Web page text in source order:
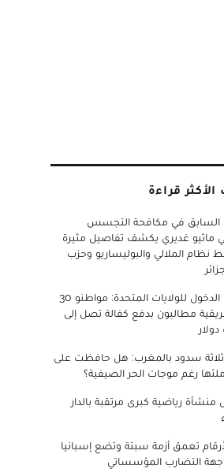
الأكثر قراءة
السابق في مكافحة التجسس
ماثيو غديري يكشف تفاصيل مثيرة
نظام الملالي والبوليساريو وحزب
تأشيرة الدخول للولايات المتحدة: مواطنو 30
مطالبون بدفع كفالة تصل إلى
سدود بالمغرب: هل حافظت على
رغم موجات الحر الصيفية؟
منشأة رياضية كبرى مرتقبة بالدار
تعمق أزمة سبتة وتضع إسبانيا
التضارب المؤسساتي